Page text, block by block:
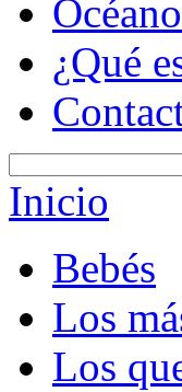
¿Qué
Inicio
Bebés
Los
Los